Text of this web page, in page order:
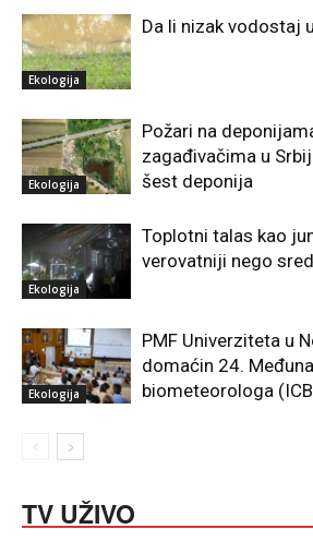
Ekologija
Da li nizak vodostaj
Ekologija
Požari na
zagađivačima u
šest deponija
Ekologija
Toplotni talas kao
verovatniji nego
Ekologija
PMF Univerziteta u
domaćin 24.
biometeorologa
TV UŽIVO